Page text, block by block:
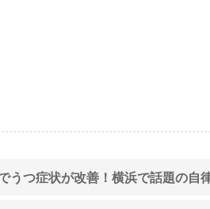
うつ症状が改善！横浜で話題の自